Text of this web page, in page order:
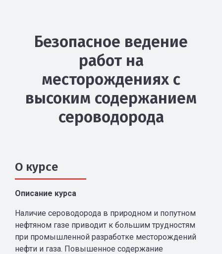
Безопасное ведение
работ на
месторождениях с
высоким содержанием
сероводорода
О курсе
Описание курса
Наличие сероводорода в природном и попутном
нефтяном газе приводит к большим трудностям
при промышленной разработке месторождений
нефти и газа. Повышенное содержание